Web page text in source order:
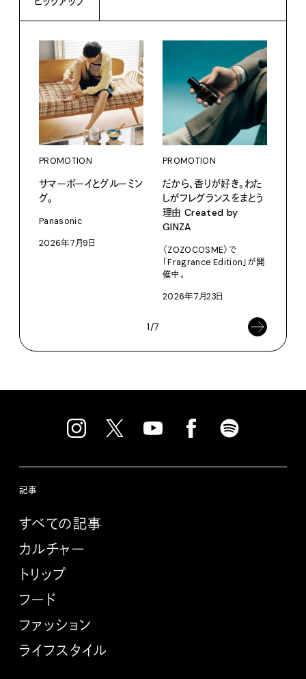
PROMOTION
サマーボーイとグルーミン
グ。
Panasonic
2026年7月9日
PROMOTION
だから、香りが好き。わた
しがフレグランスをまとう
理由 Created by
GINZA
〈ZOZOCOSME〉で
「Fragrance Edition」が開
催中。
2026年7月23日
1/7
記事
すべての記事
カルチャー
トリップ
フード
ファッション
ライフスタイル